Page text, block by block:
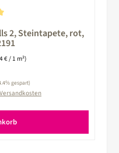
2, Steintapete, rot,
€ / 1 m²)
gespart)